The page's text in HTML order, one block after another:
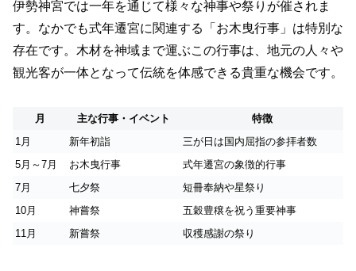
伊勢神宮では一年を通じて様々な神事や祭りが催されま
す。なかでも式年遷宮に関連する「お木曳行事」は特別な
存在です。木材を神域まで運ぶこの行事は、地元の人々や
観光客が一体となって伝統を体感できる貴重な機会です。
月 主な行事・イベント
特徴
1月
新年初詣
三が日は国内屈指の参拝者数
5月～7月
お木曳行事
式年遷宮の象徴的行事
7月
七夕祭
短冊奉納や星祭り
10月
神嘗祭
五穀豊穣を祝う重要神事
11月
新嘗祭 収穫感謝の祭り